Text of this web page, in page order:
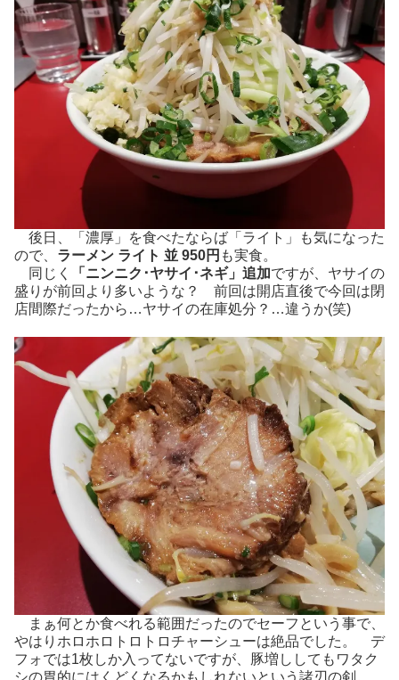
後日、「濃厚」を食べたならば「ライト」も気になった
ので、 ラーメン ライト 並 950円 も実食。
同じく
「ニンニク･ヤサイ･ネギ」追加ですが、ヤサイの
盛りが前回より多いような？ 前回は開店直後で今回は閉
店間際だったから…ヤサイの在庫処分？…違うか(笑)
まぁ何とか食べれる範囲だったのでセーフという事で、
やはりホロホロトロトロチャーシューは絶品でした。 デ
フォでは1枚しか入ってないですが、豚増ししてもワタク
シの胃的にはくどくなるかもしれないという諸刃の剣。